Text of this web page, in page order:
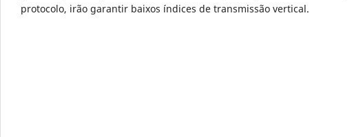
protocolo, irão garantir baixos índices de transmissão vertical.